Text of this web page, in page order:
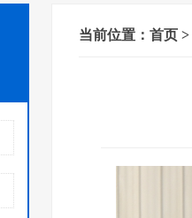
当前位置： 首页 >